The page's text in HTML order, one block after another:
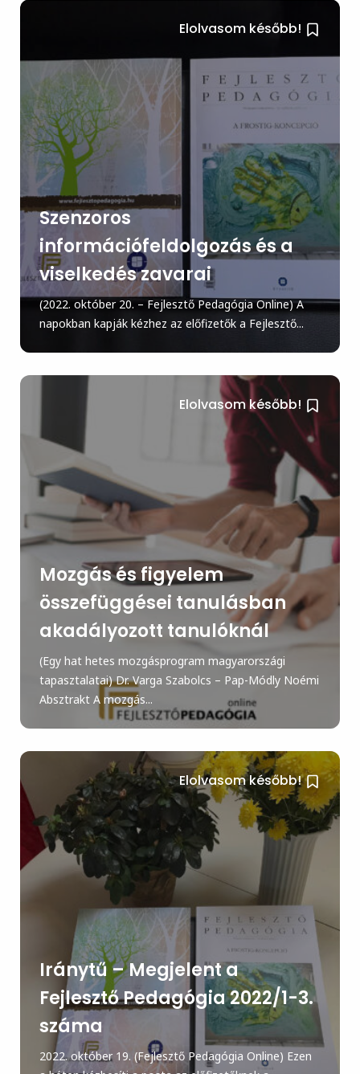
Elolvasom később!
Szenzoros
információfeldolgozás és a
viselkedés zavarai
(2022. október 20. – Fejlesztő Pedagógia Online) A
napokban kapják kézhez az előfizetők a Fejlesztő...
Elolvasom később!
Mozgás és figyelem
összefüggései tanulásban
akadályozott tanulóknál
(Egy hat hetes mozgásprogram magyarországi
tapasztalatai) Dr. Varga Szabolcs – Pap-Módly Noémi
Absztrakt A mozgás...
Elolvasom később!
Iránytű – Megjelent a
Fejlesztő Pedagógia 2022/1-3.
száma
2022. október 19. (Fejlesztő Pedagógia Online) Ezen